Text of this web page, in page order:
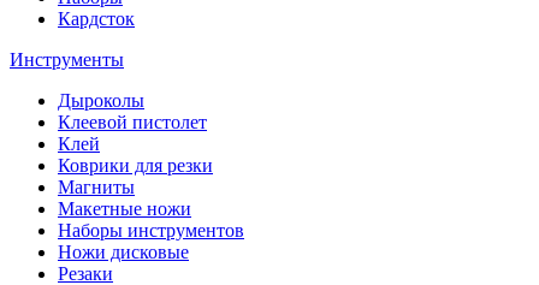
Кардсток
Инструменты
Дыроколы
Клеевой пистолет
Клей
Коврики для резки
Магниты
Макетные ножи
Наборы инструментов
Ножи дисковые
Резаки